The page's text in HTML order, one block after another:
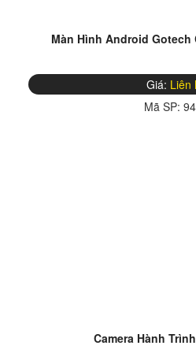
Màn Hình Android Gotech
Giá: Liên
Mã SP:
Camera Hành